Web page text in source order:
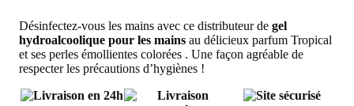
Désinfectez-vous les mains avec ce distributeur de gel
hydroalcoolique pour les mains au délicieux parfum Tropical
et ses perles émollientes colorées . Une façon agréable de
respecter les précautions d’hygiènes !